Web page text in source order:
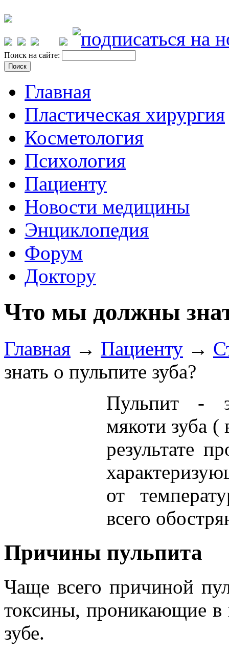
Поиск на сайте:
Главная
Пластическая хирургия
Косметология
Психология
Пациенту
Новости медицины
Энциклопедия
Форум
Доктору
Что мы должны
Главная → Пациенту →
знать о пульпите зуба?
Пульпит -
мякоти зуба (
результате
от
всего
Причины пульпита
Чаще всего причиной
токсины, проникающие в
зубе.